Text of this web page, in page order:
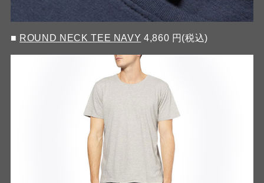
■ ROUND NECK TEE NAVY 4,860 円(税込)